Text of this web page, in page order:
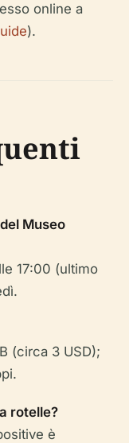
online a
).
Museo
17:00 (ultimo
(circa 3 USD);
rotelle?
è